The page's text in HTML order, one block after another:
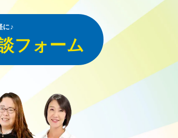
に♪
フォーム